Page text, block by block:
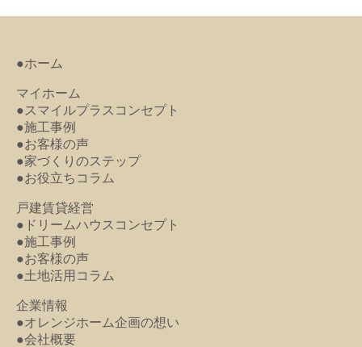
●ホーム
マイホーム
●スマイルプラスコンセプト
●施工事例
●お客様の声
●家づくりのステップ
●お役立ちコラム
戸建賃貸経営
●ドリームハウスコンセプト
●施工事例
●お客様の声
●土地活用コラム
企業情報
●オレンジホーム企画の想い
●会社概要